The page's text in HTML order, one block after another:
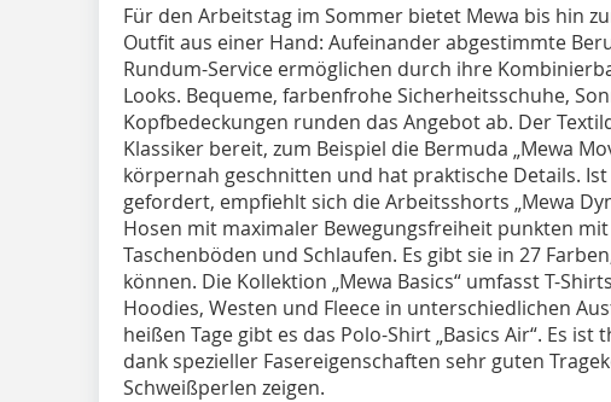
Für den Arbeitstag im Sommer bietet Mewa bis hin
Outfit aus einer Hand: Aufeinander abgestimmte
Rundum-Service ermöglichen durch ihre
Looks. Bequeme, farbenfrohe Sicherheitsschuhe,
Kopfbedeckungen runden das Angebot ab. Der
Klassiker bereit, zum Beispiel die Bermuda „Mewa
körpernah geschnitten und hat praktische Details.
gefordert, empfiehlt sich die Arbeitsshorts „Mewa
Hosen mit maximaler Bewegungsfreiheit punkten
Taschenböden und Schlaufen. Es gibt sie in 27
können. Die Kollektion „Mewa Basics“ umfasst T-
Hoodies, Westen und Fleece in unterschiedlichen
heißen Tage gibt es das Polo-Shirt „Basics Air“. Es
dank spezieller Fasereigenschaften sehr guten
Schweißperlen zeigen.